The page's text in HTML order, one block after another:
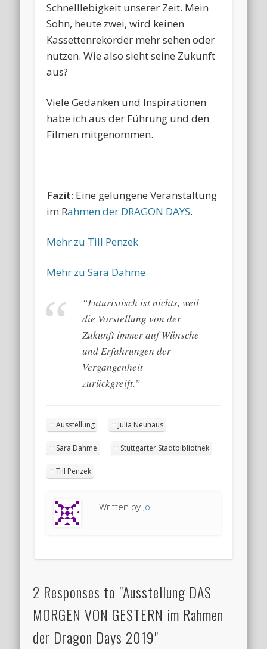
Schnelllebigkeit unserer Zeit. Mein
Sohn, heute zwei, wird keinen
Kassettenrekorder mehr sehen oder
nutzen. Wie also sieht seine Zukunft
aus?
Viele Gedanken und Inspirationen
habe ich aus der Führung und den
Filmen mitgenommen.
Fazit: Eine gelungene Veranstaltung
im Rahmen der DRAGON DAYS.
Mehr zu Till Penzek
Mehr zu Sara Dahme
“Futuristisch ist nichts, weil
die Vorstellung von der
Zukunft immer auf Wünsche
und Erfahrungen der
Vergangenheit
zurückgreift.”
Ausstellung Julia Neuhaus
Sara Dahme Stuttgarter Stadtbibliothek
Till Penzek
Written by Jo
2 Responses to "Ausstellung DAS
MORGEN VON GESTERN im Rahmen
der Dragon Days 2019"